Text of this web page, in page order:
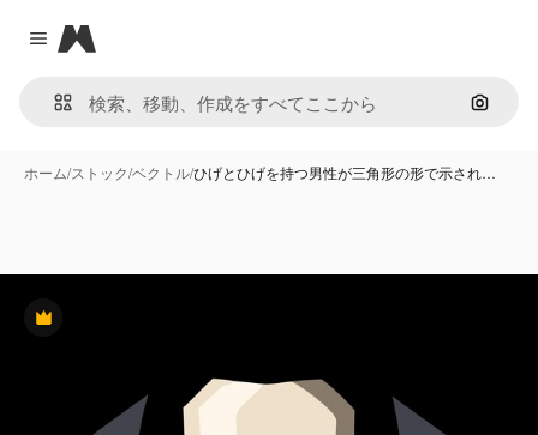
Close menu
Magnific
画像で
ホーム/ストック/ベクトル/ひげとひげを持つ男性が三角形の形で示され…
Premium